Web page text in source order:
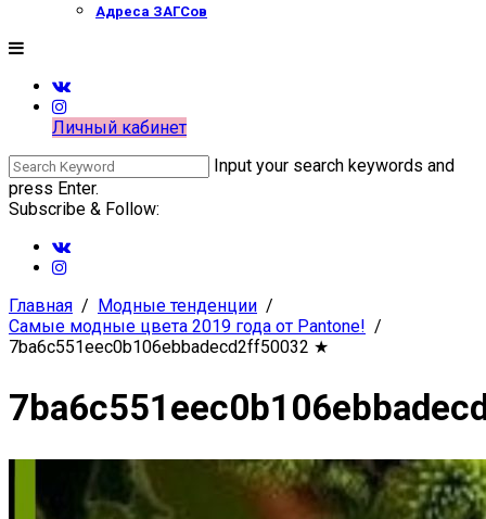
Адреса ЗАГСов
Личный кабинет
Input your search keywords and
press Enter.
Subscribe & Follow:
Главная
Модные тенденции
Самые модные цвета 2019 года от Pantone!
7ba6c551eec0b106ebbadecd2ff50032 ★